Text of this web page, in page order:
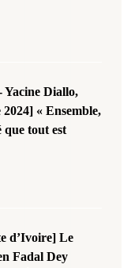
Yacine Diallo,
2024] « Ensemble,
que tout est
d’Ivoire] Le
Fadal Dey